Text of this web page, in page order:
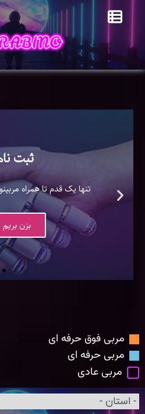
ثبت
تنها یک قدم تا همراه
بزن بریم
مربی فوق حرفه ای
مربی حرفه ای
مربی عادی